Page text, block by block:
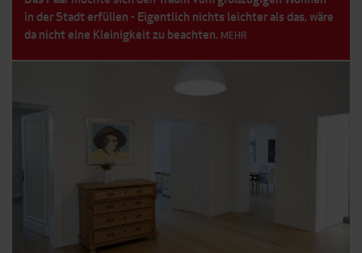
in der Stadt erfüllen - Eigentlich nichts leichter als das, wäre
da nicht eine Kleinigkeit zu beachten. MEHR